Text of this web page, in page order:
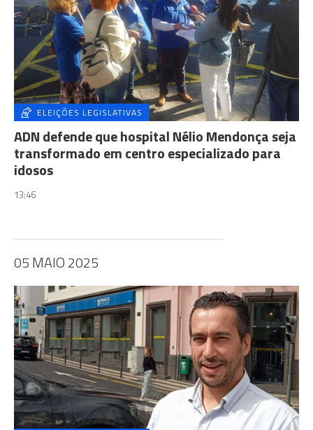
ELEIÇÕES LEGISLATIVAS
ADN defende que hospital Nélio Mendonça seja
transformado em centro especializado para
idosos
13:46
05 MAIO 2025